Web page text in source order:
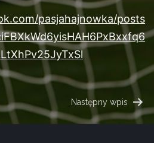
pasjahajnowka/posts
Następny wpis